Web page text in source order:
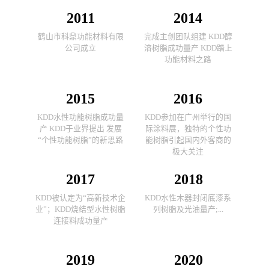
2011
鹤山市科鼎功能材料有限
公司成立
2014
完成主创团队组建 KDD醇
溶树脂成功量产 KDD踏上
功能材料之路
2015
KDD水性功能树脂成功量
产 KDD于业界提出 发展
“个性功能树脂”的新思路
2016
KDD参加在广州举行的国
际涂料展，独特的个性功
能树脂引起国内外客商的
极大关注
2020
2019
2018
KDD水性木器封闭底漆系
列树脂及光油量产;...
2017
KDD被认定为“高新技术企
业”；KDD烧结型水性树脂
连接料成功量产